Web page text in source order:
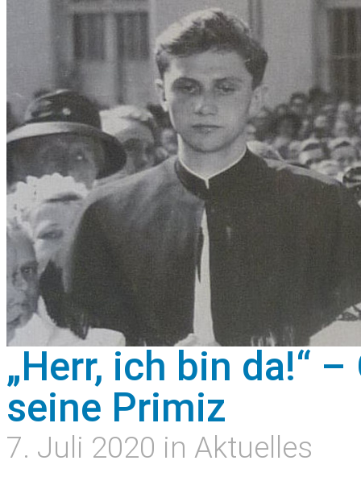
„Herr, ich bin da!“
seine Primiz
7. Juli 2020 in Aktuelles